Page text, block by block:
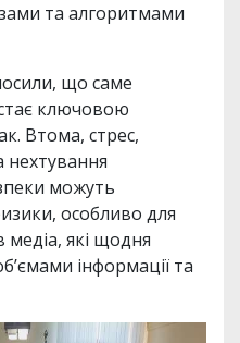
та алгоритмами
що саме
ключовою
Втома, стрес,
нехтування
можуть
особливо для
медіа, які щодня
інформації та